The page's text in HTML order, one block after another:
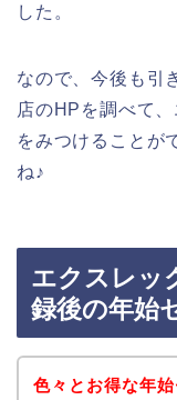
した。
なので、今後も引
店のHPを調べて
をみつけることが
ね♪
エクスレッ
録後の年始
色々とお得な年